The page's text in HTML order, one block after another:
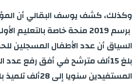
وكذلك، كشف يوسف البقالي أن
برسم 2019 منحة خاصة
السياق أن عدد الأطفال المسجلين
بلغ 15ألف مترشح في أفق رفع عدد
المستفيدين سنويا إلى 28ألف تلميذ بالتعليم الأولي.